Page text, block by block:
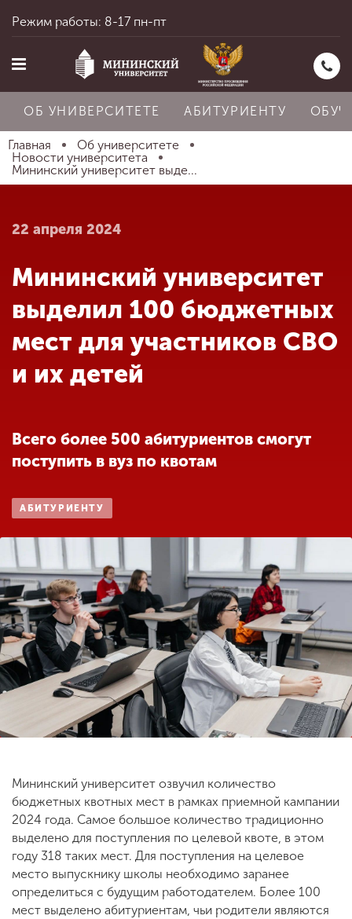
Главная
Абитуриенту
Обучение
Международная
Другие виды
деятельности
Студенческая жизнь
Сведения об
образовательной
организации
Приемная
комиссия
+7 (831) 262-26-20
Режим работы: 8-17 пн-пт
ОБ УНИВЕРСИТЕТЕ АБИТУРИЕНТУ
Главная
Об университете
Новости университета
Мининский университет выде...
22 апреля 2024
Мининский университет
выделил 100 бюджетных
мест для участников СВО
и их детей
Всего более 500 абитуриентов смогут
поступить в вуз по квотам
АБИТУРИЕНТУ
Мининский университет озвучил количество
бюджетных квотных мест в рамках приемной кампании
2024 года. Самое большое количество традиционно
выделено для поступления по целевой квоте, в этом
году 318 таких мест. Для поступления на целевое
место выпускнику школы необходимо заранее
определиться с будущим работодателем. Более 100
мест выделено абитуриентам, чьи родители являются